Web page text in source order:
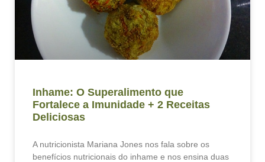
Inhame: O Superalimento que
Fortalece a Imunidade + 2 Receitas
Deliciosas
A nutricionista Mariana Jones nos fala sobre os
benefícios nutricionais do inhame e nos ensina duas